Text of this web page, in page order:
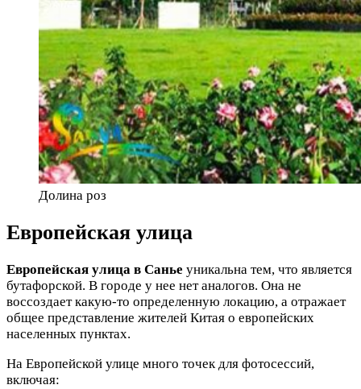
Долина роз
Европейская улица
Европейская улица в Санье уникальна тем, что является
бутафорской. В городе у нее нет аналогов. Она не
воссоздает какую-то определенную локацию, а отражает
общее представление жителей Китая о европейских
населенных пунктах.
На Европейской улице много точек для фотосессий,
включая: